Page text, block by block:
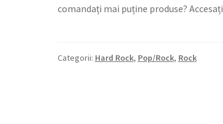
comandați mai puține produse? Accesați
Categorii: Hard Rock, Pop/Rock, Rock